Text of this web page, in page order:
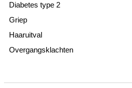
Diabetes type 2
Griep
Haaruitval
Overgangsklachten